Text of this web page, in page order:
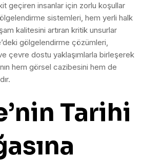
geçiren insanlar için zorlu koşullar
sistemleri, hem yerli halk
kalitesini artıran kritik unsurlar
gölgelendirme çözümleri,
çevre dostu yaklaşımlarla birleşerek
hem görsel cazibesini hem de
Tarihi